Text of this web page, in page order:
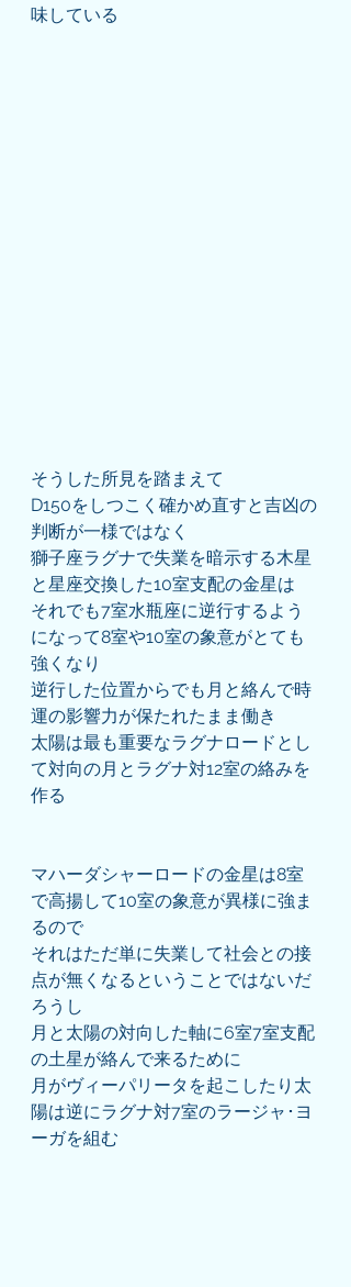
味している
そうした所見を踏まえて
D150をしつこく確かめ直すと吉凶の
判断が一様ではなく
獅子座ラグナで失業を暗示する木星
と星座交換した10室支配の金星は
それでも7室水瓶座に逆行するよう
になって8室や10室の象意がとても
強くなり
逆行した位置からでも月と絡んで時
運の影響力が保たれたまま働き
太陽は最も重要なラグナロードとし
て対向の月とラグナ対12室の絡みを
作る
マハーダシャーロードの金星は8室
で高揚して10室の象意が異様に強ま
るので
それはただ単に失業して社会との接
点が無くなるということではないだ
ろうし
月と太陽の対向した軸に6室7室支配
の土星が絡んで来るために
月がヴィーパリータを起こしたり太
陽は逆にラグナ対7室のラージャ･ヨ
ーガを組む